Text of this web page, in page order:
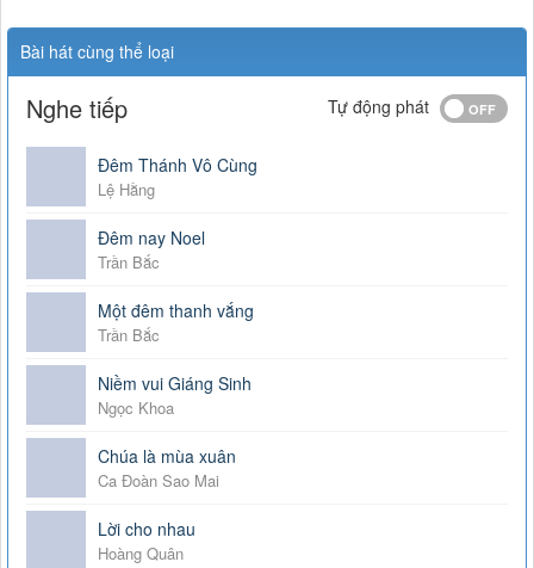
Bài hát cùng thể loại
Nghe tiếp Tự động phát
Đêm Thánh Vô Cùng
Lệ Hằng
Đêm nay Noel
Trần Bắc
Một đêm thanh vắng
Trần Bắc
Niềm vui Giáng Sinh
Ngọc Khoa
Chúa là mùa xuân
Ca Đoàn Sao Mai
Lời cho nhau
Hoàng Quân